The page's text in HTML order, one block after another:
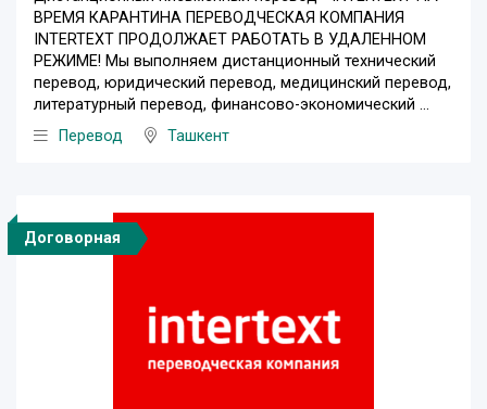
ВРЕМЯ КАРАНТИНА ПЕРЕВОДЧЕСКАЯ КОМПАНИЯ
INTERTEXT ПРОДОЛЖАЕТ РАБОТАТЬ В УДАЛЕННОМ
РЕЖИМЕ! Мы выполняем дистанционный технический
перевод, юридический перевод, медицинский перевод,
литературный перевод, финансово-экономический ...
Перевод
Ташкент
Договорная